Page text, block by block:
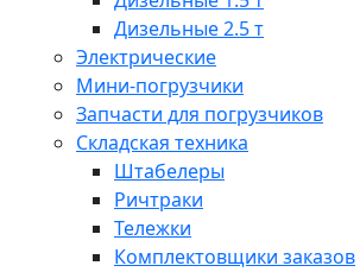
Дизельные 2.5 т
Электрические
Мини-погрузчики
Запчасти для погрузчиков
Складская техника
Штабелеры
Ричтраки
Тележки
Комплектовщики заказов